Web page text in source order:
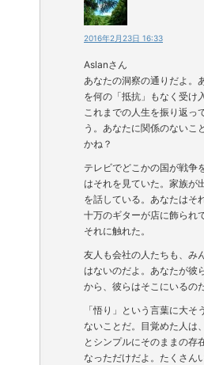
2016年2月23日 16:33
Aslanさん
あなたの洞察の通りだよ。
を何の「抵抗」もなく受け
これまでの人生を振り返っ
う。あなたに関係のないこ
かね？
テレビでどこかの国が戦争
はそれを見ていた。家族が
を話している。あなたはそ
十万のギターが店に飾られ
それに触れた。
友人も会社の人たちも、み
はないのだよ。あなたが彼
から、彼らはそこにいるのだ
「悟り」という言葉に大そ
ないことだ。目覚めた人は
とシンプルにそのままの存
なっただけだよ。たくさん